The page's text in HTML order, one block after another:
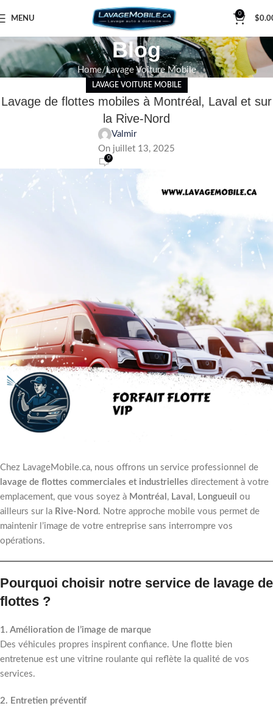
MENU
0
$
Blog
Home Lavage Voiture Mobile
LAVAGE VOITURE MOBILE
Lavage de flottes mobiles à Montréal, Laval et sur
la Rive-Nord
Valmir
On juillet 13, 2025
0
Chez LavageMobile.ca, nous offrons un service professionnel de
lavage de flottes commerciales et industrielles directement à votre
emplacement, que vous soyez à Montréal , Laval , Longueuil ou
ailleurs sur la Rive-Nord . Notre approche mobile vous permet de
maintenir l’image de votre entreprise sans interrompre vos
opérations.
Pourquoi choisir notre service de lavage de
flottes ?
1. Amélioration de l’image de marque
Des véhicules propres inspirent confiance. Une flotte bien
entretenue est une vitrine roulante qui reflète la qualité de vos
services.
2. Entretien préventif